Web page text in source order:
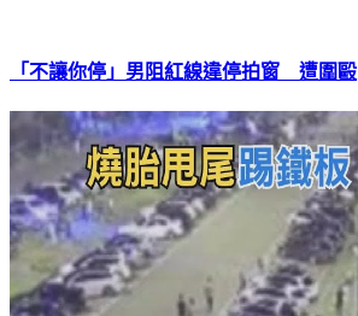
「不讓你停」男阻紅線違停拍窗 遭圍毆